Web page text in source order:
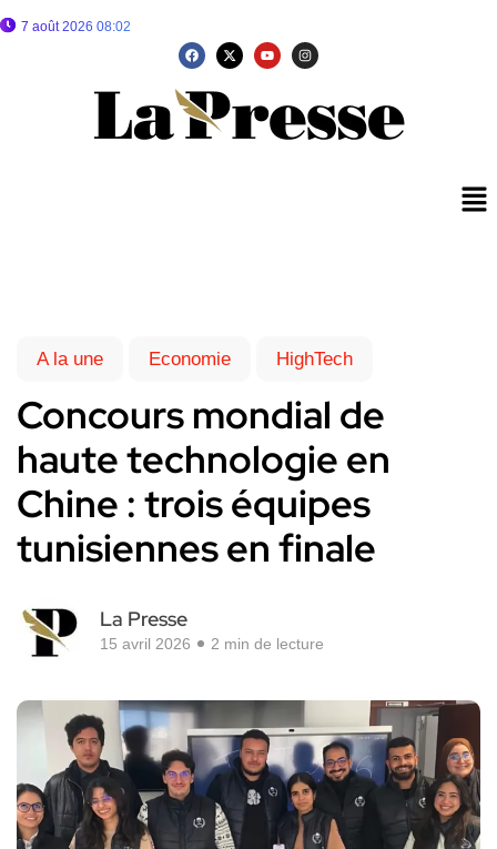
7 août 2026 08:02
A la une Economie HighTech
Concours mondial de
haute technologie en
Chine : trois équipes
tunisiennes en finale
La Presse
15 avril 2026 2 min de lecture